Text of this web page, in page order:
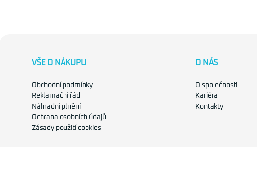
VŠE O NÁKUPU
Obchodní podmínky
Reklamační řád
Náhradní plnění
Ochrana osobních údajů
Zásady použití cookies
O NÁS
O společnosti
Kariéra
Kontakty